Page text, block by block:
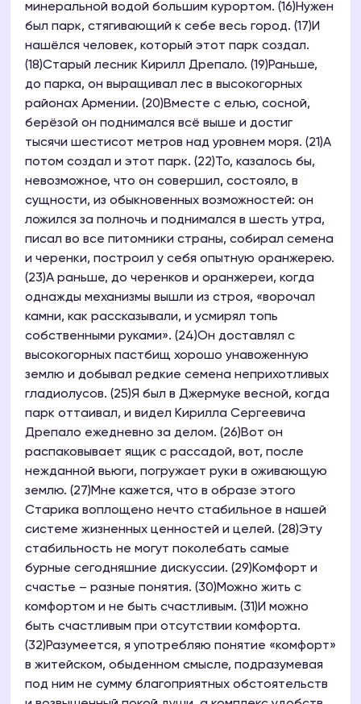
минеральной водой большим курортом. (16)Нужен
был парк, стягивающий к себе весь город. (17)И
нашёлся человек, который этот парк создал.
(18)Старый лесник Кирилл Дрепало. (19)Раньше,
до парка, он выращивал лес в высокогорных
районах Армении. (20)Вместе с елью, сосной,
берёзой он поднимался всё выше и достиг
тысячи шестисот метров над уровнем моря. (21)А
потом создал и этот парк. (22)То, казалось бы,
невозможное, что он совершил, состояло, в
сущности, из обыкновенных возможностей: он
ложился за полночь и поднимался в шесть утра,
писал во все питомники страны, собирал семена
и черенки, построил у себя опытную оранжерею.
(23)А раньше, до черенков и оранжереи, когда
однажды механизмы вышли из строя, «ворочал
камни, как рассказывали, и усмирял топь
собственными руками». (24)Он доставлял с
высокогорных пастбищ хорошо унавоженную
землю и добывал редкие семена неприхотливых
гладиолусов. (25)Я был в Джермуке весной, когда
парк оттаивал, и видел Кирилла Сергеевича
Дрепало ежедневно за делом. (26)Вот он
распаковывает ящик с рассадой, вот, после
нежданной вьюги, погружает руки в оживающую
землю. (27)Мне кажется, что в образе этого
Старика воплощено нечто стабильное в нашей
системе жизненных ценностей и целей. (28)Эту
стабильность не могут поколебать самые
бурные сегодняшние дискуссии. (29)Комфорт и
счастье – разные понятия. (30)Можно жить с
комфортом и не быть счастливым. (31)И можно
быть счастливым при отсутствии комфорта.
(32)Разумеется, я употребляю понятие «комфорт»
в житейском, обыденном смысле, подразумевая
под ним не сумму благоприятных обстоятельств